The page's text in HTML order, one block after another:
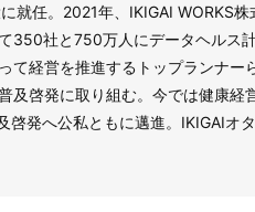
就任。2021年、IKIGAI WORKS株
350社と750万人にデータヘルス
て経営を推進するトップランナ
及啓発に取り組む。今では健康経
啓発へ公私ともに邁進。IKIGAI